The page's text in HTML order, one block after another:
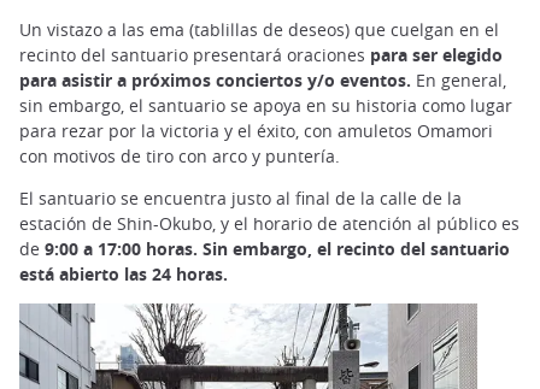
Un vistazo a las ema (tablillas de deseos) que cuelgan en el
recinto del santuario presentará oraciones para ser elegido
para asistir a próximos conciertos y/o eventos. En general,
sin embargo, el santuario se apoya en su historia como lugar
para rezar por la victoria y el éxito, con amuletos Omamori
con motivos de tiro con arco y puntería.
El santuario se encuentra justo al final de la calle de la
estación de Shin-Okubo, y el horario de atención al público es
de 9:00 a 17:00 horas. Sin embargo, el recinto del santuario
está abierto las 24 horas.